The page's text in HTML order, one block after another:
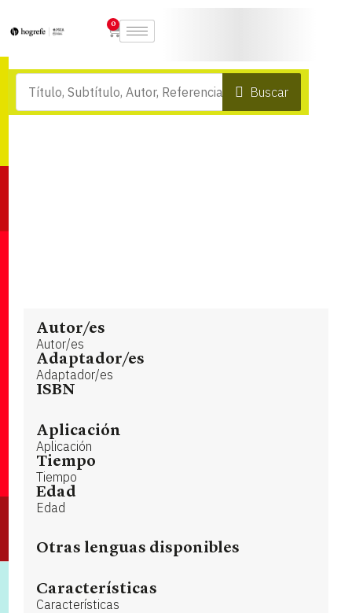
0
Buscar
Autor/es
Autor/es
Adaptador/es
Adaptador/es
ISBN
Aplicación
Aplicación
Tiempo
Tiempo
Edad
Edad
Otras lenguas disponibles
Características
Características